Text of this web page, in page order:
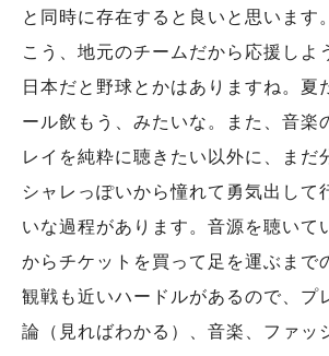
と同時に存在すると良いと思います
こう、地元のチームだから応援しよ
日本だと野球とかはありますね。夏
ール飲もう、みたいな。また、音楽
レイを純粋に聴きたい以外に、まだ
シャレっぽいから憧れて勇気出して
いな過程があります。音源を聴いて
からチケットを買って足を運ぶまで
観戦も近いハードルがあるので、プ
論（見ればわかる）、音楽、ファッ